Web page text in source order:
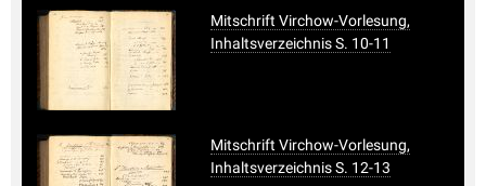
Mitschrift Virchow-Vorlesung,
Inhaltsverzeichnis S. 10-11
Mitschrift Virchow-Vorlesung,
Inhaltsverzeichnis S. 12-13